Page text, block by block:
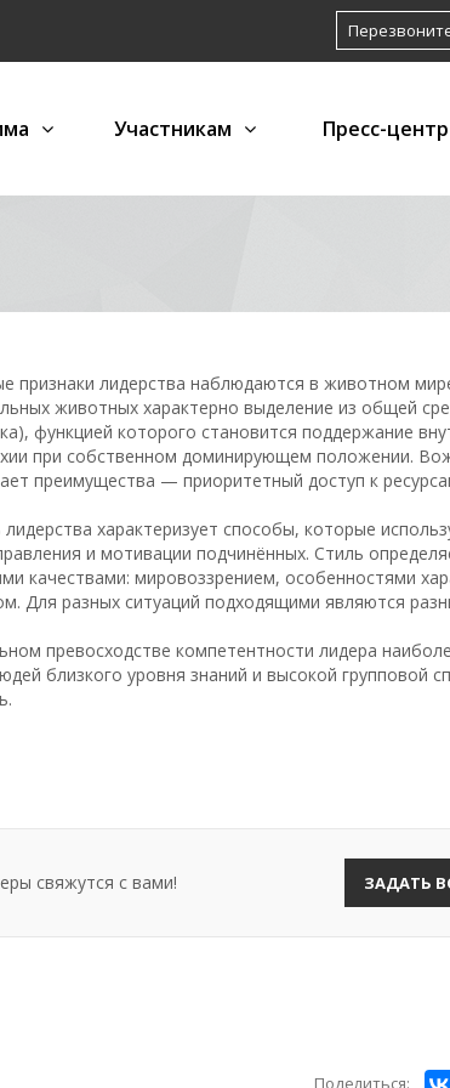
Участникам Пресс-центр
признаки лидерства наблюдаются в животном
животных характерно выделение из общей
функцией которого становится поддержание
при собственном доминирующем положении.
преимущества — приоритетный доступ к
лидерства характеризует способы, которые
и мотивации подчинённых. Стиль
качествами: мировоззрением, особенностями
Для разных ситуаций подходящими являются
превосходстве компетентности лидера
близкого уровня знаний и высокой групповой
свяжутся с вами! ЗАДАТЬ
Поделиться: